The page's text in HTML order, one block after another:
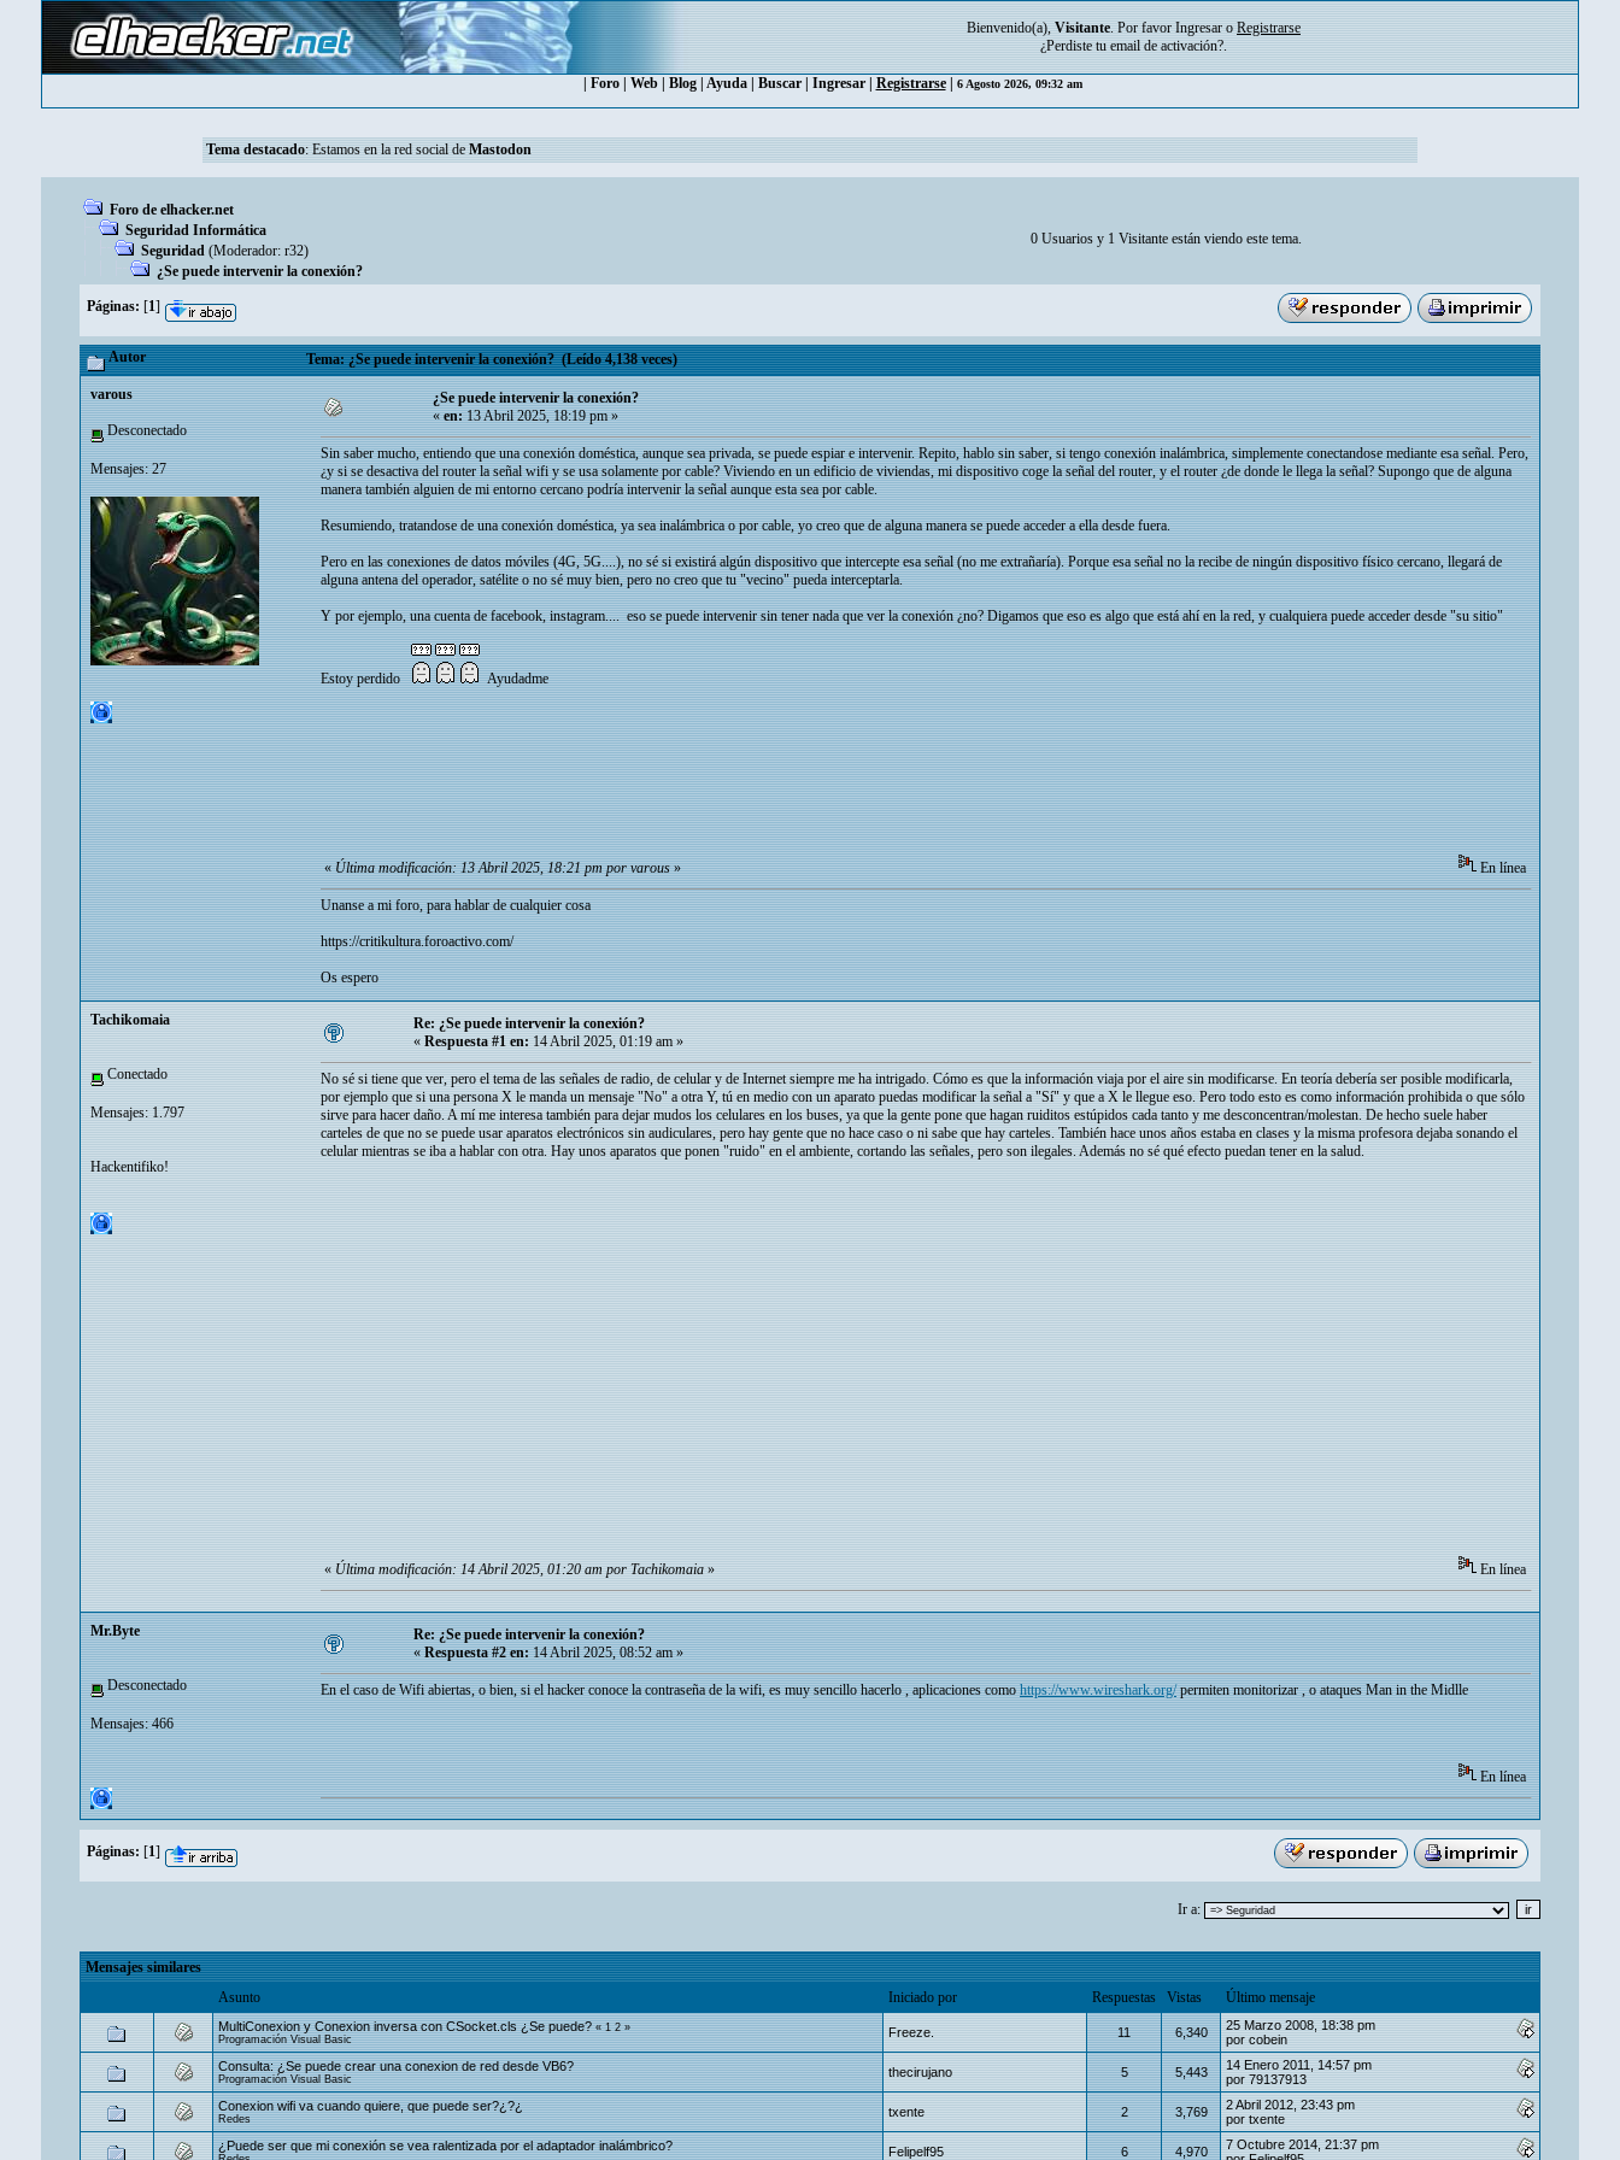
Bienvenido(a), Visitante. Por favor Ingresar o Registrarse
¿Perdiste tu email de activación?.
Foro| Web| Blog| Ayuda| Buscar| Ingresar| Registrarse| 6 Agosto 2026, 09:32 am
Tema destacado: Estamos en la red social de Mastodon
Foro de elhacker.net
Seguridad Informática
Seguridad (Moderador: r32)
¿Se puede intervenir la conexión?
0 Usuarios y 1 Visitante están viendo este tema.
Páginas: [1]
Autor Tema: ¿Se puede intervenir la conexión? (Leído 4,138 veces)
varous
Desconectado
Mensajes: 27
¿Se puede intervenir la conexión?
«en:13 Abril 2025, 18:19 pm »
Sin saber mucho, entiendo que una conexión doméstica, aunque sea privada, se puede espiar e intervenir. Repito, hablo sin saber, si tengo conexión inalámbrica, simplemente conectandose mediante esa señal. Pero,
¿y si se desactiva del router la señal wifi y se usa solamente por cable? Viviendo en un edificio de viviendas, mi dispositivo coge la señal del router, y el router ¿de donde le llega la señal? Supongo que de alguna
manera también alguien de mi entorno cercano podría intervenir la señal aunque esta sea por cable.
Resumiendo, tratandose de una conexión doméstica, ya sea inalámbrica o por cable, yo creo que de alguna manera se puede acceder a ella desde fuera.
Pero en las conexiones de datos móviles (4G, 5G....), no sé si existirá algún dispositivo que intercepte esa señal (no me extrañaría). Porque esa señal no la recibe de ningún dispositivo físico cercano, llegará de
alguna antena del operador, satélite o no sé muy bien, pero no creo que tu "vecino" pueda interceptarla.
Y por ejemplo, una cuenta de facebook, instagram.... eso se puede intervenir sin tener nada que ver la conexión ¿no? Digamos que eso es algo que está ahí en la red, y cualquiera puede acceder desde "su sitio"
Estoy perdido Ayudadme
«Última modificación: 13 Abril 2025, 18:21 pm por varous» En línea
Unanse a mi foro, para hablar de cualquier cosa
https://critikultura.foroactivo.com/
Os espero
Tachikomaia
Conectado
Mensajes: 1.797
Hackentifiko!
Re: ¿Se puede intervenir la conexión?
« Respuesta #1 en: 14 Abril 2025, 01:19 am »
No sé si tiene que ver, pero el tema de las señales de radio, de celular y de Internet siempre me ha intrigado. Cómo es que la información viaja por el aire sin modificarse. En teoría debería ser posible modificarla,
por ejemplo que si una persona X le manda un mensaje "No" a otra Y, tú en medio con un aparato puedas modificar la señal a "Sí" y que a X le llegue eso. Pero todo esto es como información prohibida o que sólo
sirve para hacer daño. A mí me interesa también para dejar mudos los celulares en los buses, ya que la gente pone que hagan ruiditos estúpidos cada tanto y me desconcentran/molestan. De hecho suele haber
carteles de que no se puede usar aparatos electrónicos sin audiculares, pero hay gente que no hace caso o ni sabe que hay carteles. También hace unos años estaba en clases y la misma profesora dejaba sonando el
celular mientras se iba a hablar con otra. Hay unos aparatos que ponen "ruido" en el ambiente, cortando las señales, pero son ilegales. Además no sé qué efecto puedan tener en la salud.
« Última modificación: 14 Abril 2025, 01:20 am por Tachikomaia » En línea
Mr.Byte
Desconectado
Mensajes: 466
Re: ¿Se puede intervenir la conexión?
«Respuesta #2 en:14 Abril 2025, 08:52 am »
En el caso de Wifi abiertas, o bien, si el hacker conoce la contraseña de la wifi, es muy sencillo hacerlo , aplicaciones comohttps://www.wireshark.org/permiten monitorizar , o ataques Man in the Midlle
En línea
Páginas: [1]
Ir a:
Mensajes similares
Asunto
Iniciado por Respuestas Vistas Último mensaje
MultiConexion y Conexion inversa con CSocket.cls ¿Se puede? «1 2»
Programación Visual Basic
Freeze. 11 6,340
25 Marzo 2008, 18:38 pm
por cobein
Consulta: ¿Se puede crear una conexion de red desde VB6?
Programación Visual Basic thecirujano 5 5,443
14 Enero 2011, 14:57 pm
por 79137913
Conexion wifi va cuando quiere, que puede ser?¿?¿
Redes txente 2 3,769
2 Abril 2012, 23:43 pm
por txente
¿Puede ser que mi conexión se vea ralentizada por el adaptador inalámbrico?
Felipelf95 6 4,970
7 Octubre 2014, 21:37 pm